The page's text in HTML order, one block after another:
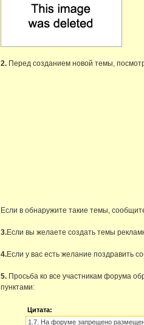
2. Перед созданием новой темы,
Если в обнаружите такие темы,
3.Если вы желаете создать темы
4.Если у вас есть желание поздравить
5. Просьба ко все участникам форума
пунктами:
Цитата:
1.7. На форуме запрещено